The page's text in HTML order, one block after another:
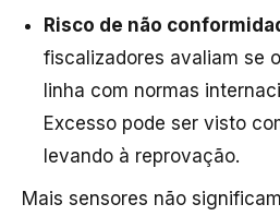
Risco de não
fiscalizadores avaliam se
linha com normas
Excesso pode ser visto
levando à reprovação.
Mais sensores não